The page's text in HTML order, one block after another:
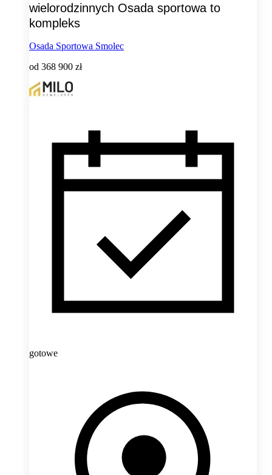
wielorodzinnych Osada sportowa to
kompleks
Osada Sportowa Smolec
od 368 900 zł
gotowe